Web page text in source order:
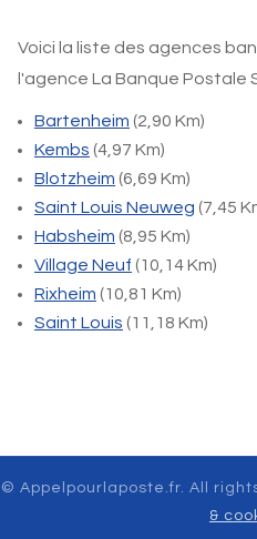
Voici la liste des agences
l'agence La Banque Postale
Bartenheim (2,90 Km)
Kembs (4,97 Km)
Blotzheim (6,69 Km)
Saint Louis Neuweg (7,45
Habsheim (8,95 Km)
Village Neuf (10,14 Km)
Rixheim (10,81 Km)
Saint Louis (11,18 Km)
© Appelpourlaposte.fr. All
&